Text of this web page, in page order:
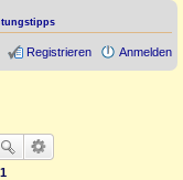
Anmelden
Registrieren
1